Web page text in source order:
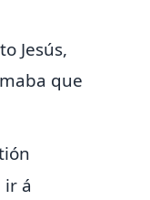
Jesús,
que
ir á